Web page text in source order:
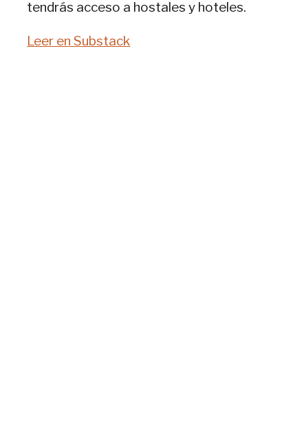
tendrás acceso a hostales y hoteles.
Leer en Substack